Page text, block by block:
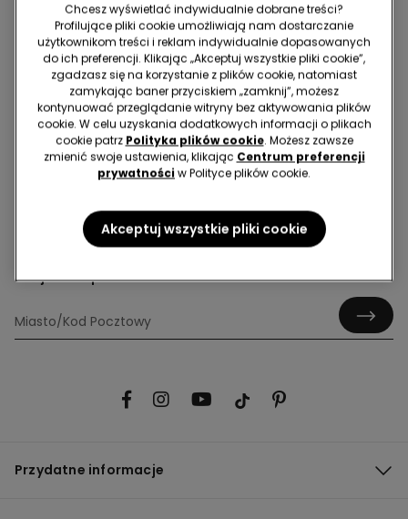
ODZIEŻ
STROJE KĄPIELOWE
Hej! Dołącz do nas - zapisz się do newslettera!
Znajdź sklep
Przydatne informacje
Chcesz wyświetlać indywidualnie dobrane treści?
Profilujące pliki cookie umożliwiają nam dostarczanie
użytkownikom treści i reklam indywidualnie dopasowanych
do ich preferencji. Klikając „Akceptuj wszystkie pliki cookie”,
zgadzasz się na korzystanie z plików cookie, natomiast
zamykając baner przyciskiem „zamknij”, możesz
kontynuować przeglądanie witryny bez aktywowania plików
cookie. W celu uzyskania dodatkowych informacji o plikach
cookie patrz Polityka plików cookie. Możesz zawsze
zmienić swoje ustawienia, klikając Centrum preferencji
prywatności w Polityce plików cookie.
Akceptuj wszystkie pliki cookie